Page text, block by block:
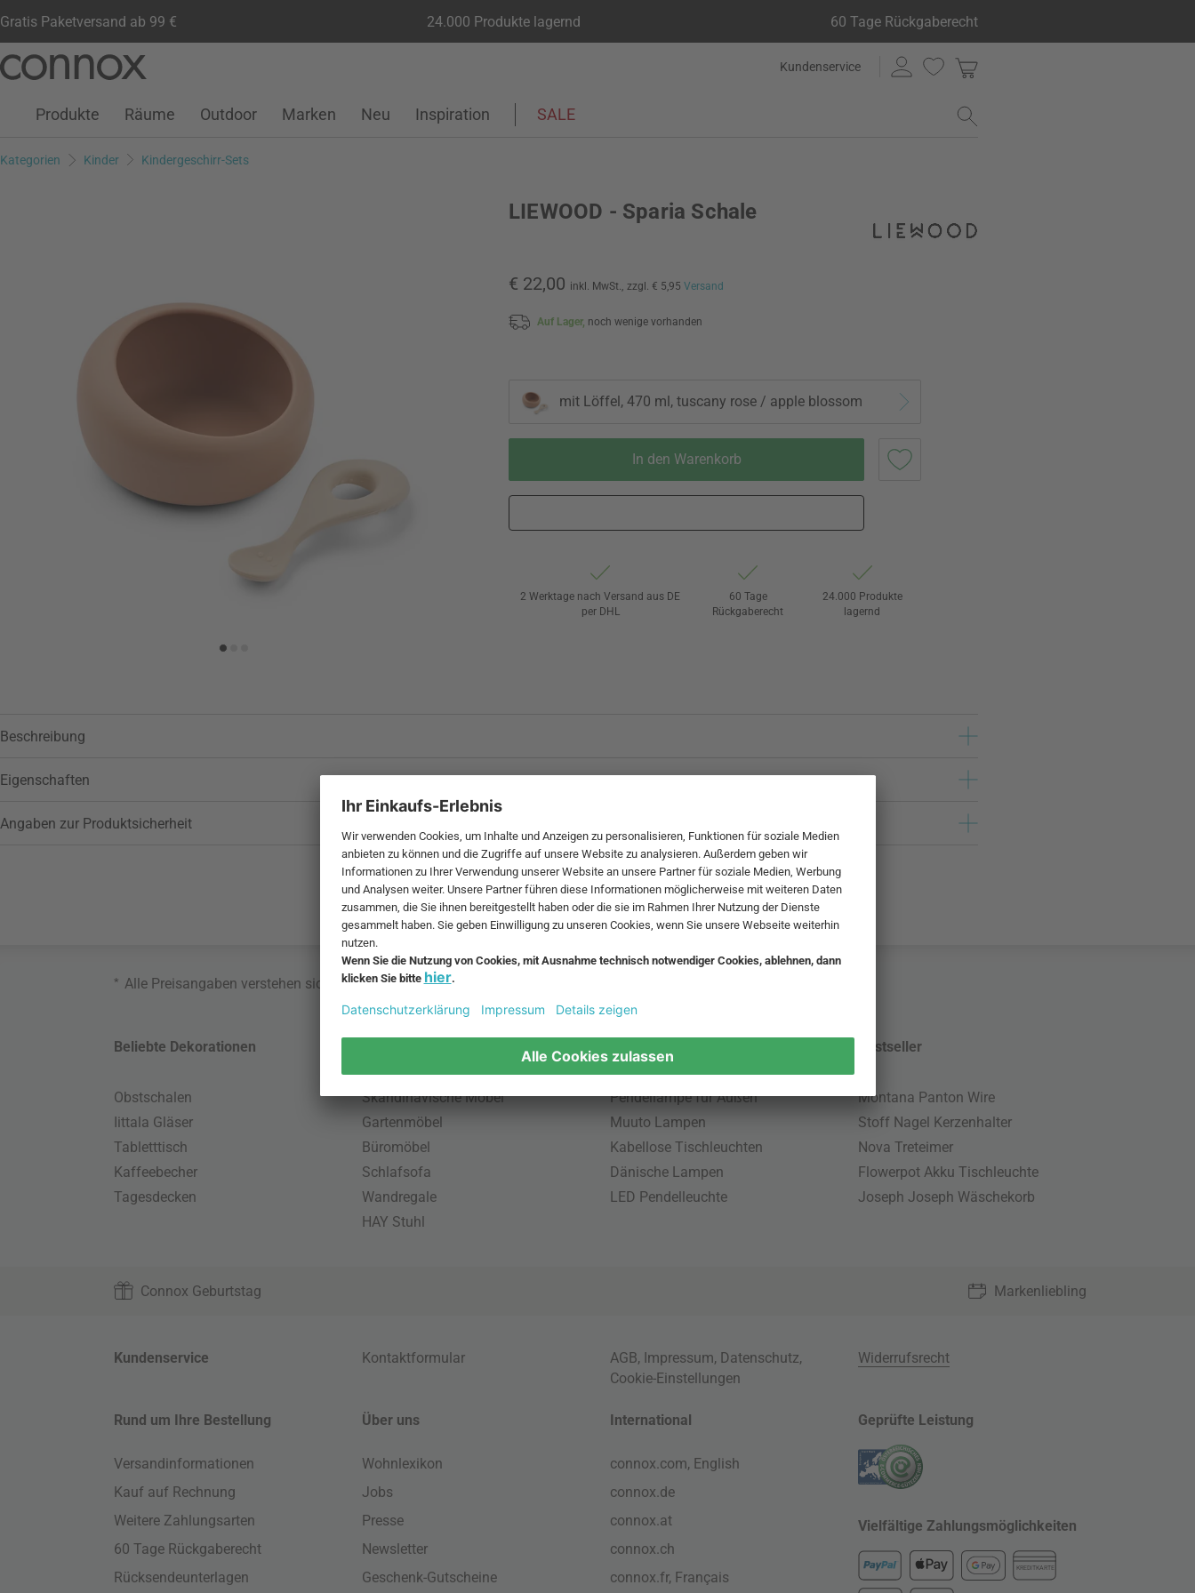
Gratis Paketversand ab 99 € 24.000 Produkte lagernd 60 Tage Rückgaberecht
Seiteninhalt
Suchfeld
Kundenservice
Kundenkonto
Wunschliste
Warenkorb
Produkte Räume Outdoor Marken Neu Inspiration SALE
Kategorien Kinder Kindergeschirr-Sets
LIEWOOD - Sparia Schale
€ 22,00 inkl. MwSt., zzgl. € 5,95 Versand
Auf Lager, noch wenige vorhanden
mit Löffel, 470 ml, tuscany rose / apple blossom
In den Warenkorb
Wunschliste hinzufügen
2 Werktage nach Versand aus DE
per DHL
60 Tage
Rückgaberecht
24.000 Produkte
lagernd
Beschreibung
Eigenschaften
Angaben zur Produktsicherheit
* Alle Preisangaben verstehen sich inklusive MwSt. und zzgl.
Beliebte Dekorationen
Obstschalen
Iittala Gläser
Tabletttisch
Kaffeebecher
Tagesdecken
Skandinavische Möbel
Gartenmöbel
Büromöbel
Schlafsofa
Wandregale
HAY Stuhl
Beliebte Leuchten
Pendellampe für Außen
Muuto Lampen
Kabellose Tischleuchten
Dänische Lampen
LED Pendelleuchte
Bestseller
Montana Panton Wire
Stoff Nagel Kerzenhalter
Nova Treteimer
Flowerpot Akku Tischleuchte
Joseph Joseph Wäschekorb
Connox Geburtstag Markenliebling
Kundenservice Kontaktformular AGB, Impressum, Datenschutz,
Cookie-Einstellungen
Widerrufsrecht
Rund um Ihre Bestellung
Versandinformationen
Kauf auf Rechnung
Weitere Zahlungsarten
60 Tage Rückgaberecht
Rücksendeunterlagen
Über uns
Wohnlexikon
Jobs
Presse
Newsletter
Geschenk-Gutscheine
International
connox.com, English
connox.de
connox.at
connox.ch
connox.fr, Français
Geprüfte Leistung
Vielfältige Zahlungsmöglichkeiten
KREDITKARTE